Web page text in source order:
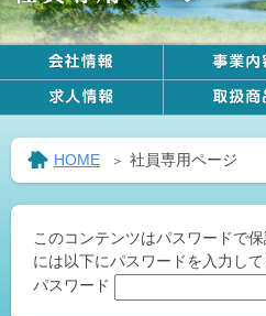
HOME 社員専用ページ
このコンテンツはパスワードで
には以下にパスワードを入力して
パスワード